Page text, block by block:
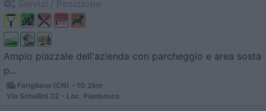
Ampio piazzale dell'azienda con parcheggio e area sosta
p...
Farigliano (CN) - 10.2km
Via Schellini 32 - Loc. Pianbosco